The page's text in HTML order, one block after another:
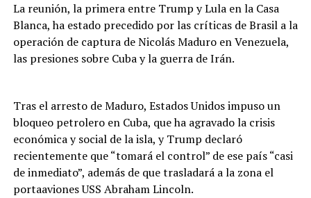
La reunión, la primera entre Trump y Lula en la Casa
Blanca, ha estado precedido por las críticas de Brasil a la
operación de captura de Nicolás Maduro en Venezuela,
las presiones sobre Cuba y la guerra de Irán.
Tras el arresto de Maduro, Estados Unidos impuso un
bloqueo petrolero en Cuba, que ha agravado la crisis
económica y social de la isla, y Trump declaró
recientemente que “tomará el control” de ese país “casi
de inmediato”, además de que trasladará a la zona el
portaaviones USS Abraham Lincoln.